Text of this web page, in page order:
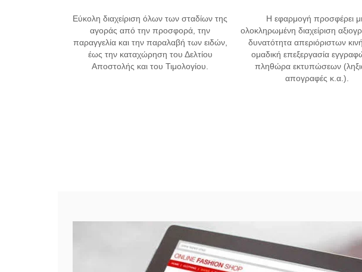
Εύκολη διαχείριση όλων των σταδίων της
αγοράς από την προσφορά, την
παραγγελία και την παραλαβή των ειδών,
έως την καταχώρηση του Δελτίου
Αποστολής και του Τιμολογίου.
H εφαρμογή προσφέρει
ολοκληρωμένη διαχείριση
δυνατότητα απεριόριστων
ομαδική επεξεργασία
πληθώρα εκτυπώσεων
απογραφές κ.α.).